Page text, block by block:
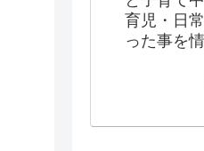
育児・日
った事を